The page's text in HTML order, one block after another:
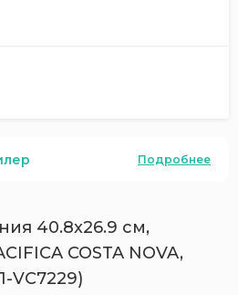
Подробнее
40.8x26.9 см,
COSTA NOVA,
VC7229)